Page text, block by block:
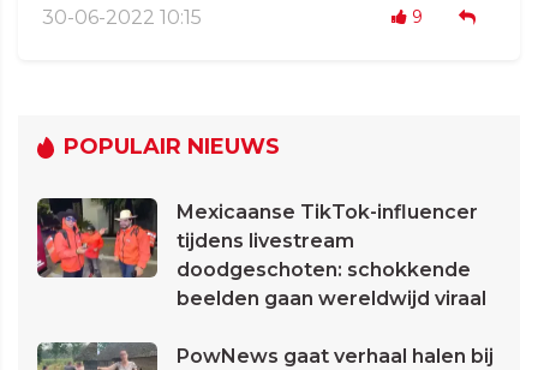
30-06-2022 10:15 9
POPULAIR NIEUWS
Mexicaanse TikTok-influencer
tijdens livestream
doodgeschoten: schokkende
beelden gaan wereldwijd viraal
PowNews gaat verhaal halen bij